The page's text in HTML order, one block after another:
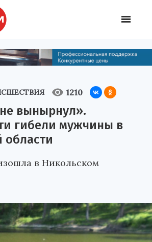
1210
вынырнул».
гибели мужчины в
области
в Никольском